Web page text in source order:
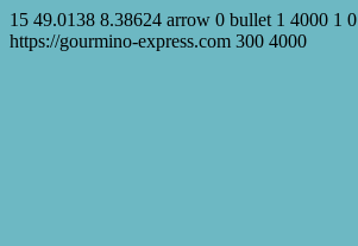
15 49.0138 8.38624 arrow 0 bullet 1 4000 1 0
https://gourmino-express.com 300 4000